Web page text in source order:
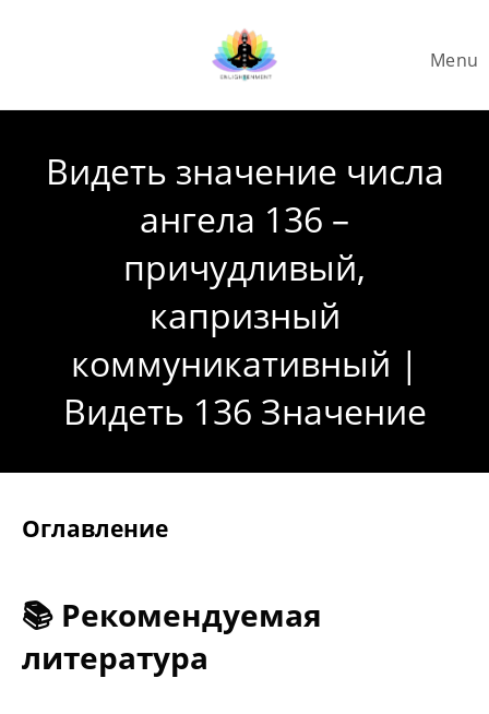
Menu
Видеть значение числа
ангела 136 –
причудливый,
капризный
коммуникативный |
Видеть 136 Значение
Оглавление
📚 Рекомендуемая
литература